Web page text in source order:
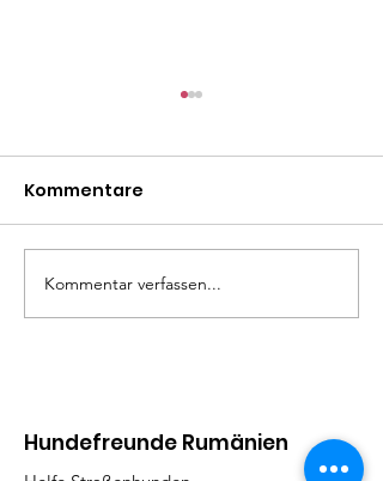
Kommentare
Kommentar verfassen...
Hundefreunde Rumänien